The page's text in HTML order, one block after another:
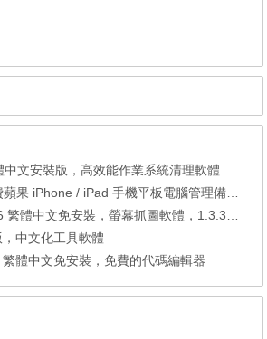
文安裝版，高效能作業系統清理軟體
iPhone / iPad 手機平板電腦管理備份還原軟體
中文免安裝，螢幕抓圖軟體，1.3.315 安裝版
中文化工具軟體
體中文免安裝，免費的代碼編輯器